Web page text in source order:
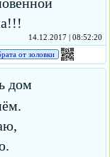
14.12.2017 | 08:52:20
от золовки
дом